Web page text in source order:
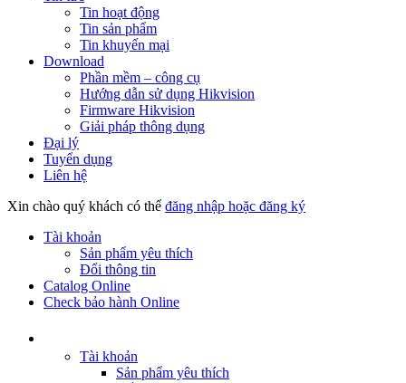
Tin hoạt động
Tin sản phẩm
Tin khuyến mại
Download
Phần mềm – công cụ
Hướng dẫn sử dụng Hikvision
Firmware Hikvision
Giải pháp thông dụng
Đại lý
Tuyển dụng
Liên hệ
Xin chào quý khách có thể đăng nhập hoặc đăng ký
Tài khoản
Sản phẩm yêu thích
Đổi thông tin
Catalog Online
Check bảo hành Online
Tài khoản
Sản phẩm yêu thích